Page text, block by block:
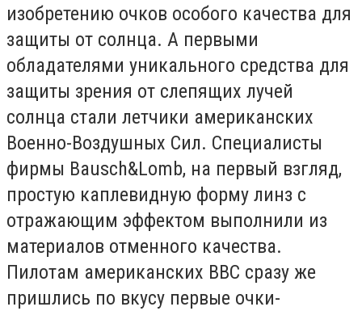
изобретению очков особого качества для
защиты от солнца. А первыми
обладателями уникального средства для
защиты зрения от слепящих лучей
солнца стали летчики американских
Военно-Воздушных Сил. Специалисты
фирмы Bausch&Lomb, на первый взгляд,
простую каплевидную форму линз с
отражающим эффектом выполнили из
материалов отменного качества.
Пилотам американских ВВС сразу же
пришлись по вкусу первые очки-